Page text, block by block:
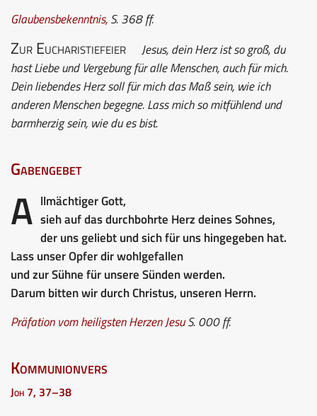
Glaubensbekenntnis,S. 368 ff.
Zur Eucharistiefeier
Jesus, dein Herz ist so groß, du
hast Liebe und Vergebung für alle Menschen, auch für mich.
Dein liebendes Herz soll für mich das Maß sein, wie ich
anderen Menschen begegne. Lass mich so mitfühlend und
barmherzig sein, wie du es bist.
Gabengebet
A llmächtiger Gott,
sieh auf das durchbohrte Herz deines Sohnes,
der uns geliebt und sich für uns hingegeben hat.
Lass unser Opfer dir wohlgefallen
und zur Sühne für unsere Sünden werden.
Darum bitten wir durch Christus, unseren Herrn.
Präfation vom heiligsten Herzen JesuS. 000 ff.
Kommunionvers
Joh 7, 37–38